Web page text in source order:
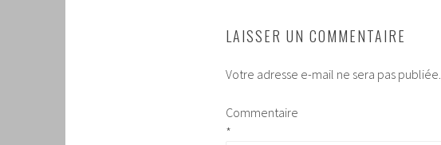
LAISSER UN COMMENTAIRE
Votre adresse e-mail ne sera pas publiée.
Commentaire
*